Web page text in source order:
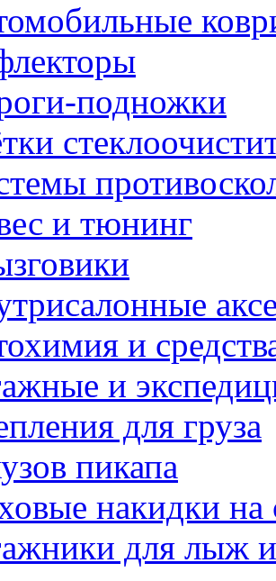
подножки
и тюнинг
и
и
для груза
пикапа
накидки на
для лыж